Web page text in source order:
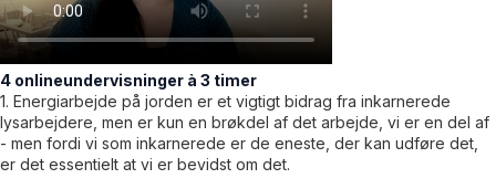
4 onlineundervisninger à 3 timer
1. Energiarbejde på jorden er et vigtigt bidrag fra inkarnerede
lysarbejdere, men er kun en brøkdel af det arbejde, vi er en del af
- men fordi vi som inkarnerede er de eneste, der kan udføre det,
er det essentielt at vi er bevidst om det.